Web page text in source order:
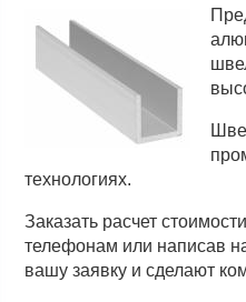
технологиях.
Заказать расчет
телефонам или написав
вашу заявку и сделают